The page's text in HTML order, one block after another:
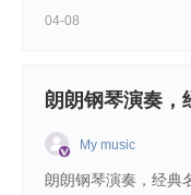
04-08
朗朗钢琴演奏，
My music
朗朗钢琴演奏，经典